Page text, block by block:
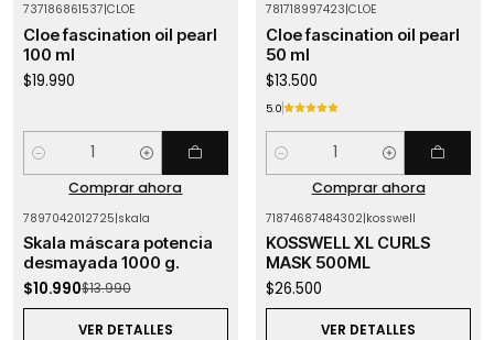
737186861537|CLOE
Cloe fascination oil pearl
100 ml
$19.990
Cantidad
Comprar ahora
781718997423|CLOE
Cloe fascination oil pearl
50 ml
$13.500
5.0
Cantidad
Comprar ahora
Agotado
7897042012725|skala
Skala máscara potencia
desmayada 1000 g.
$10.990$13.990
VER DETALLES
71874687484302|kosswell
KOSSWELL XL CURLS
MASK 500ML
$26.500
VER DETALLES